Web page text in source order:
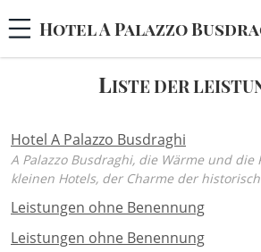
LISTE DER
Hotel A Palazzo Busdraghi
A Palazzo Busdraghi, die Wärme und die
kleinen Hotels, der Charme der
Leistungen ohne Benennung
Leistungen ohne Benennung